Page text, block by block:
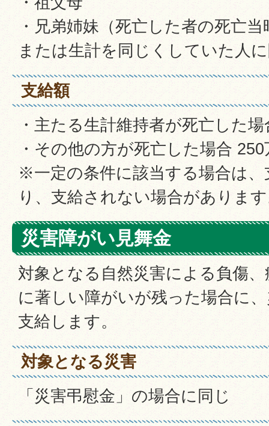
・兄弟姉妹（死亡した者の死亡
または生計を同じくしていた人
支給額
・主たる生計維持者が死亡した
・その他の方が死亡した場合 250
※一定の条件に該当する場合は
り、支給されない場合がありま
災害障がい見舞金
対象となる自然災害による負傷
に著しい障がいが残った場合に
支給します。
対象となる災害
「災害弔慰金」の場合に同じ